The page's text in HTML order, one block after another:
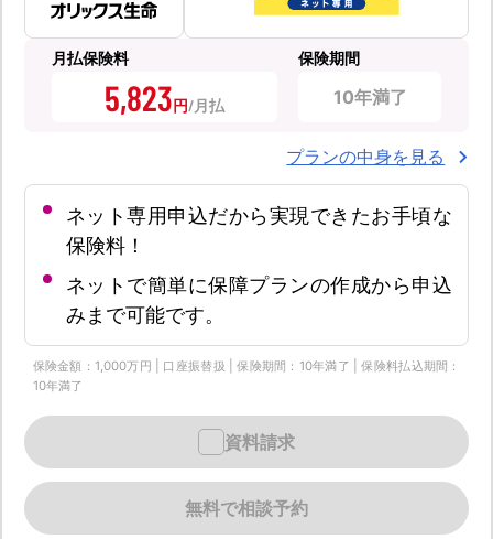
月払保険料
5,823円
保険期間
10年満了
プランの中身を見る
ネット専用申込だから実現できたお手頃な
保険料！
ネットで簡単に保障プランの作成から申込
みまで可能です。
保険金額：1,000万円 | 口座振替扱 | 保険期間：10年満了 | 保険料払込期間：
10年満了
無料で相談予約
資料請求